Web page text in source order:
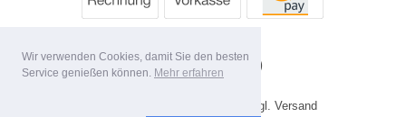
Wir verwenden Cookies, damit Sie den besten
Service genießen können. Mehr erfahren
* Alle Preise inkl. MwSt. evtl. zzgl. Versand